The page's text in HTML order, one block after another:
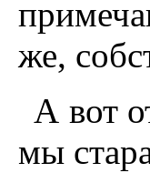
же,
А вот
мы